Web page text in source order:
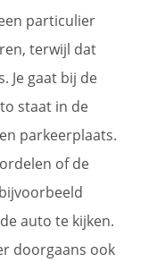
particulier
terwijl dat
Je gaat bij de
staat in de
parkeerplaats.
of de
auto te kijken.
doorgaans ook